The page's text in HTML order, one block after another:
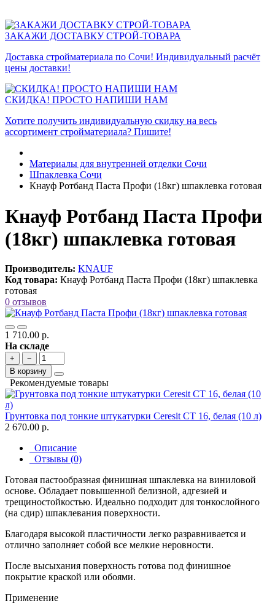
ЗАКАЖИ ДОСТАВКУ СТРОЙ-ТОВАРА
Доставка стройматериала по Сочи! Индивидуальный расчёт
цены доставки!
СКИДКА! ПРОСТО НАПИШИ НАМ
Хотите получить индивидуальную скидку на весь
ассортимент стройматериала? Пишите!
Материалы для внутренней отделки Сочи
Шпаклевка Сочи
Кнауф Ротбанд Паста Профи (18кг) шпаклевка готовая
Кнауф Ротбанд Паста Профи
(18кг) шпаклевка готовая
Производитель: KNAUF
Код товара: Кнауф Ротбанд Паста Профи (18кг) шпаклевка
готовая
0 отзывов
1 710.00 р.
На складе
+
−
В корзину
Рекомендуемые товары
Грунтовка под тонкие штукатурки Ceresit СТ 16, белая (10 л)
2 670.00 р.
Описание
Отзывы (0)
Готовая пастообразная финишная шпаклевка на виниловой
основе. Обладает повышенной белизной, адгезией и
трещиностойкостью. Идеально подходит для тонкослойного
(на сдир) шпаклевания поверхности.
Благодаря высокой пластичности легко разравнивается и
отлично заполняет собой все мелкие неровности.
После высыхания поверхность готова под финишное
покрытие краской или обоями.
Применение